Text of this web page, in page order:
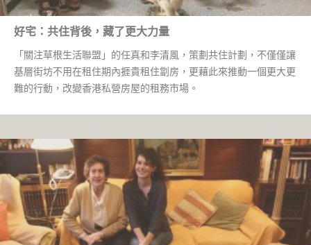
好宅：共住背後，藏了更大力量
「關注草根生活聯盟」的任真和李清風，策劃共住計劃，不僅僅讓
基層街坊不用在租住期內捱貴租住劏房，更藉此來推動一個更大更
難的行動，改變香港私營房屋的租務市場。